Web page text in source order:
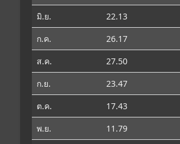
มิ.ย.
22.13
ก.ค.
26.17
ส.ค.
27.50
ก.ย.
23.47
ต.ค.
17.43
พ.ย.
11.79